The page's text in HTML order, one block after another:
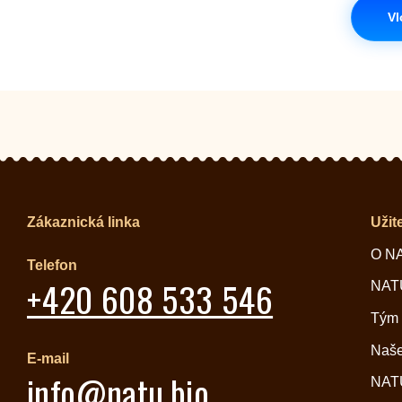
Zákaznická linka
Telefon
+420 608 533 546
E-mail
O
Tým